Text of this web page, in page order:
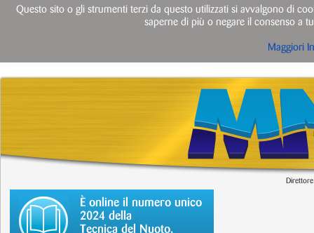
È online il numero unico
2024 della
Tecnica del Nuoto.
Questo sito o gli strumenti terzi da questo utilizzati si avvalgono di
saperne di più o negare il consenso a
Maggiori